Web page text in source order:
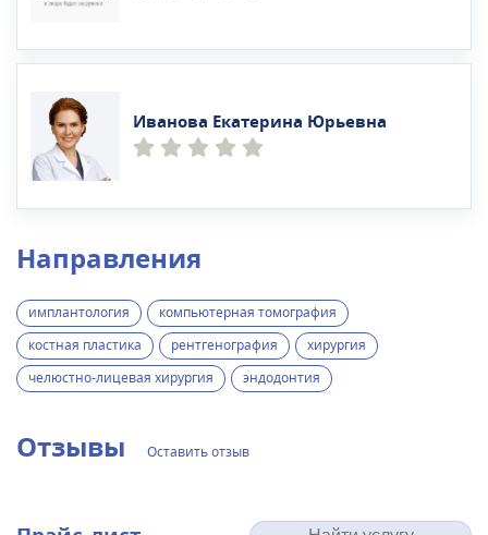
Иванова Екатерина Юрьевна
Направления
имплантология
компьютерная томография
костная пластика
рентгенография
хирургия
челюстно-лицевая хирургия
эндодонтия
Отзывы Оставить отзыв